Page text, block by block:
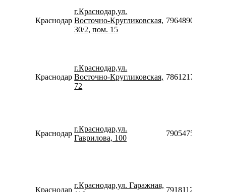
Краснодар
г.Краснодар,ул.
Восточно-Кругликовская,
30/2, пом. 15
79648908289
Краснодар
г.Краснодар,ул.
Восточно-Кругликовская,
72
78612176223
Краснодар
г.Краснодар,ул.
Гаврилова, 100
79054754005
Краснодар
г.Краснодар,ул. Гаражная,
79181122449